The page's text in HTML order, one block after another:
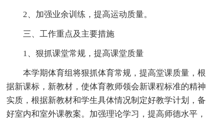
2、加强业余训练，提高运动质量。
三、工作重点及主要措施
1、狠抓课堂常规，提高课堂质量
本学期体育组将狠抓体育常规，提高堂课质量，根
据新课标，新教材，使体育教师领会新课程标准的精神
实质，根据新教材和学生具体情况制定好教学计划，备
好室内和室外课教案。加强理论学习，提高师德水平，